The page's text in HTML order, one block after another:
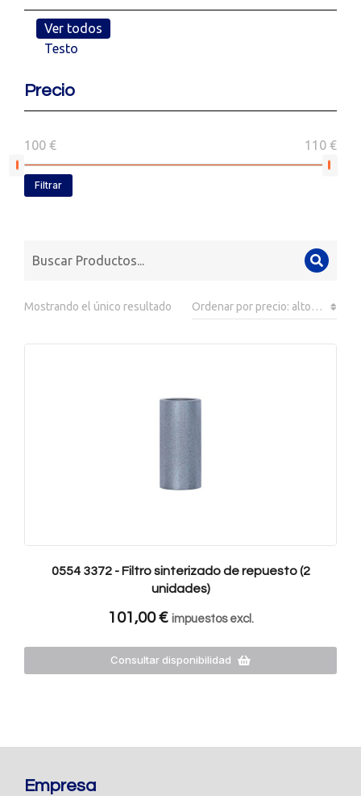
Ver todos
Testo
Precio
100 € 110 €
Filtrar
Mostrando el único resultado
0554 3372 - Filtro sinterizado de repuesto (2
unidades)
101,00€ impuestos excl.
Consultar disponibilidad
Empresa